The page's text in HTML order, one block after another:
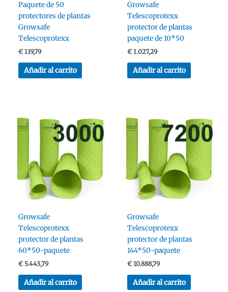
Paquete de 50
protectores de plantas
Growsafe
Telescoprotexx
€ 119,79
Añadir al carrito
Growsafe
Telescoprotexx
protector de plantas
paquete de 10*50
€ 1.027,29
Añadir al carrito
Growsafe
Telescoprotexx
protector de plantas
60*50-paquete
€ 5.443,79
Añadir al carrito
Growsafe
Telescoprotexx
protector de plantas
144*50-paquete
€ 10.888,79
Añadir al carrito